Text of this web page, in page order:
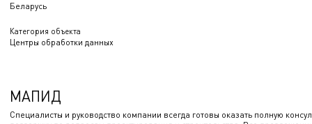
Беларусь
Категория объекта
Центры обработки данных
МАПИД
Специалисты и руководство компании всегда готовы оказать полную